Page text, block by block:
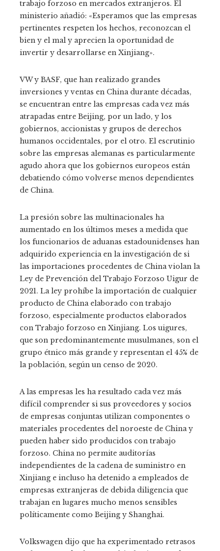
trabajo forzoso en mercados extranjeros. El
ministerio añadió: «Esperamos que las empresas
pertinentes respeten los hechos, reconozcan el
bien y el mal y aprecien la oportunidad de
invertir y desarrollarse en Xinjiang».
VW y BASF, que han realizado grandes
inversiones y ventas en China durante décadas,
se encuentran entre las empresas cada vez más
atrapadas entre Beijing, por un lado, y los
gobiernos, accionistas y grupos de derechos
humanos occidentales, por el otro. El escrutinio
sobre las empresas alemanas es particularmente
agudo ahora que los gobiernos europeos están
debatiendo cómo volverse menos dependientes
de China.
La presión sobre las multinacionales ha
aumentado en los últimos meses a medida que
los funcionarios de aduanas estadounidenses han
adquirido experiencia en la investigación de si
las importaciones procedentes de China violan la
Ley de Prevención del Trabajo Forzoso Uigur de
2021. La ley prohíbe la importación de cualquier
producto de China elaborado con trabajo
forzoso, especialmente productos elaborados
con Trabajo forzoso en Xinjiang. Los uigures,
que son predominantemente musulmanes, son el
grupo étnico más grande y representan el 45% de
la población, según un censo de 2020.
A las empresas les ha resultado cada vez más
difícil comprender si sus proveedores y socios
de empresas conjuntas utilizan componentes o
materiales procedentes del noroeste de China y
pueden haber sido producidos con trabajo
forzoso. China no permite auditorías
independientes de la cadena de suministro en
Xinjiang e incluso ha detenido a empleados de
empresas extranjeras de debida diligencia que
trabajan en lugares mucho menos sensibles
políticamente como Beijing y Shanghai.
Volkswagen dijo que ha experimentado retrasos